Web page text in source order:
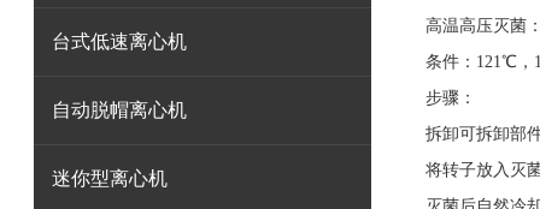
台式低速离心机
自动脱帽离心机
迷你型离心机
高温高压灭菌
条件：121℃，
步骤：
拆卸可拆卸部
将转子放入灭